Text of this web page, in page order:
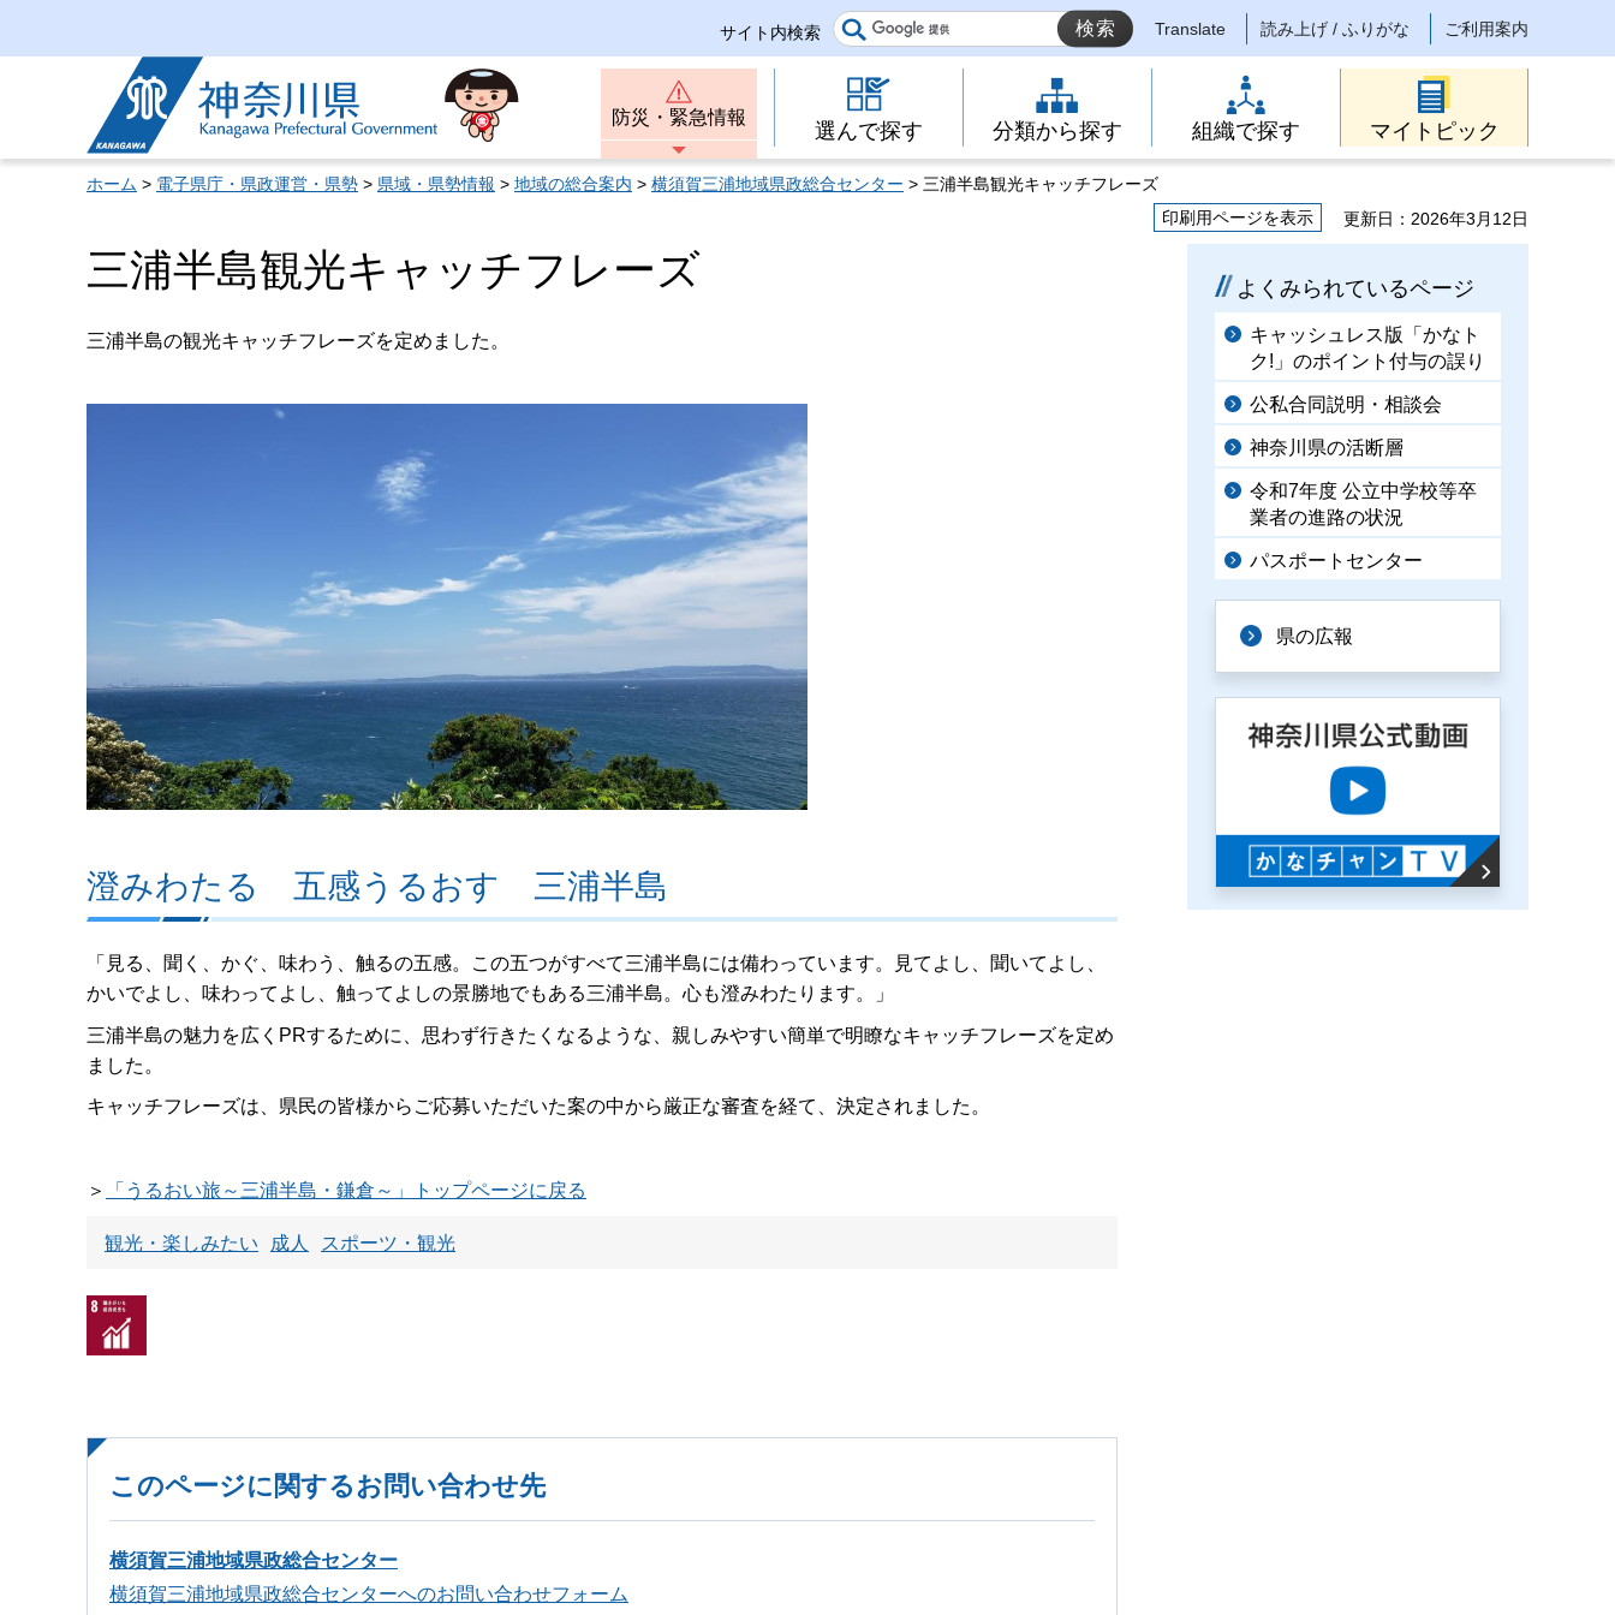
サイト内検索 Translate 読み上げ / ふりがな ご利用案内
神奈川県
防災・緊急情報
選んで探す 分類から探す 組織で探す マイトピック
ホーム > 電子県庁・県政運営・県勢 > 県域・県勢情報 > 地域の総合案内 > 横須賀三浦地域県政総合センター > 三浦半島観光キャッチフレーズ
印刷用ページを表示
更新日：2026年3月12日
三浦半島観光キャッチフレーズ
三浦半島の観光キャッチフレーズを定めました。
澄みわたる 五感うるおす 三浦半島
「見る、聞く、かぐ、味わう、触るの五感。この五つがすべて三浦半島には備わっています。見てよし、聞いてよし、
かいでよし、味わってよし、触ってよしの景勝地でもある三浦半島。心も澄みわたります。」
三浦半島の魅力を広くPRするために、思わず行きたくなるような、親しみやすい簡単で明瞭なキャッチフレーズを定め
ました。
キャッチフレーズは、県民の皆様からご応募いただいた案の中から厳正な審査を経て、決定されました。
＞ 「うるおい旅～三浦半島・鎌倉～」トップページに戻る
観光・楽しみたい 成人 スポーツ・観光
このページに関するお問い合わせ先
横須賀三浦地域県政総合センター
横須賀三浦地域県政総合センターへのお問い合わせフォーム
よくみられているページ
キャッシュレス版「かなト
ク!」のポイント付与の誤り
公私合同説明・相談会
神奈川県の活断層
令和7年度 公立中学校等卒
業者の進路の状況
パスポートセンター
県の広報